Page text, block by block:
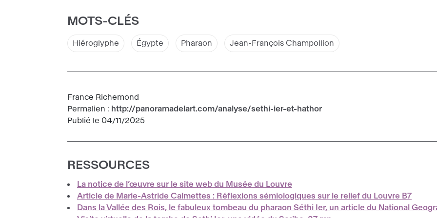
MOTS-CLÉS
Hiéroglyphe Égypte Pharaon Jean-François Champollion
France Richemond
Permalien : http://panoramadelart.com/analyse/sethi-ier-et-hathor
Publié le 04/11/2025
RESSOURCES
La notice de l’œuvre sur le site web du Musée du Louvre
Article de Marie-Astride Calmettes : Réflexions sémiologiques sur le relief du Louvre B7
Dans la Vallée des Rois, le fabuleux tombeau du pharaon Séthi Ier, un article du National